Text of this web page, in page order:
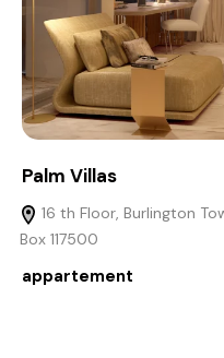
Palm Villas
16 th Floor, Burlington
Box 117500
appartement